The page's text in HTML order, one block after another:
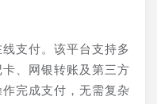
支付。该平台支持多
、网银转账及第三方
完成支付，无需复杂